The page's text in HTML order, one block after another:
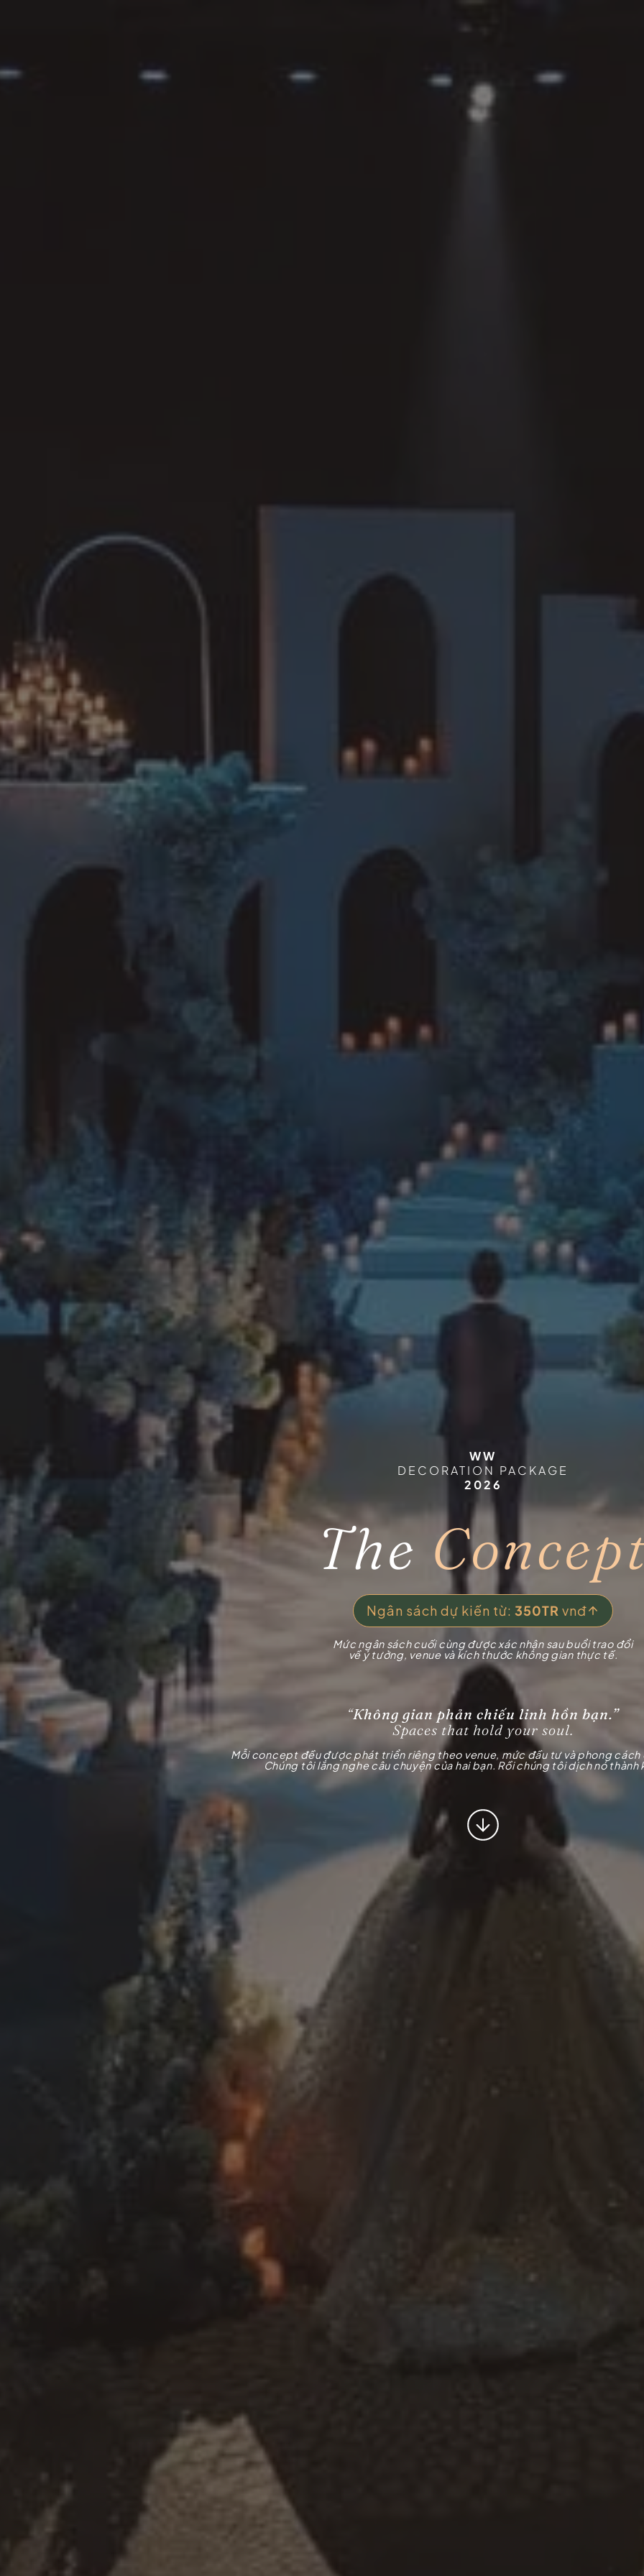
WW
DECORATION PACKAGE
2026
The
Ngân sách dự kiến từ: 350TR vnđ
Mức ngân sách cuối cùng được xác nhận sau buổi trao đổi
về ý tưởng, venue và kích thước không gian thực tế.
“Không gian phản chiếu linh hồn bạn.”
Spaces that hold your soul.
Mỗi concept đều được phát triển riêng theo venue, mức đầu tư và phong
Chúng tôi lắng nghe câu chuyện của hai bạn. Rồi chúng tôi dịch nó thành